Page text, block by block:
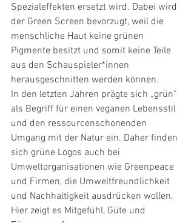
Spezialeffekten ersetzt wird. Dabei wird
der Green Screen bevorzugt, weil die
menschliche Haut keine grünen
Pigmente besitzt und somit keine Teile
aus den Schauspieler*innen
herausgeschnitten werden können.
In den letzten Jahren prägte sich „grün“
als Begriff für einen veganen Lebensstil
und den ressourcenschonenden
Umgang mit der Natur ein. Daher finden
sich grüne Logos auch bei
Umweltorganisationen wie Greenpeace
und Firmen, die Umweltfreundlichkeit
und Nachhaltigkeit ausdrücken wollen.
Hier zeigt es Mitgefühl, Güte und